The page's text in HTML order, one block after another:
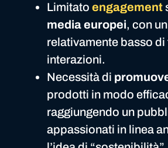
Limitato engagement
media europei, con
relativamente basso
interazioni.
Necessità di
prodotti in modo
raggiungendo un
appassionati in linea